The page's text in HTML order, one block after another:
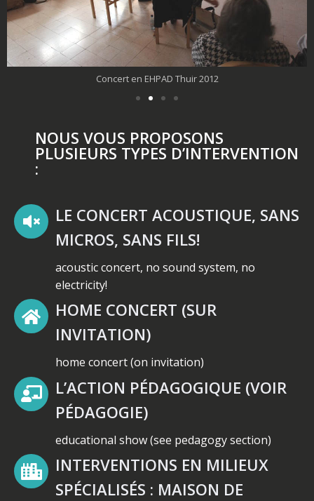
Au Sobaka à Novossibirsk 2017
NOUS VOUS PROPOSONS
PLUSIEURS TYPES D’INTERVENTION
:
LE CONCERT ACOUSTIQUE, SANS
MICROS, SANS FILS!
acoustic concert, no sound system, no
electricity!
HOME CONCERT (SUR
INVITATION)
home concert (on invitation)
L’ACTION PÉDAGOGIQUE (VOIR
PÉDAGOGIE)
educational show (see pedagogy section)
INTERVENTIONS EN MILIEUX
SPÉCIALISÉS : MAISON DE